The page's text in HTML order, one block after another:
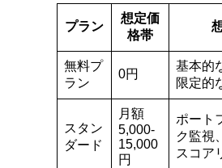
プラン
想定価
格帯
無料プ
ラン
0円
基本的
限定的
スタン
ダード
月額
5,000-
15,000
円
ポート
ク監視
スコア